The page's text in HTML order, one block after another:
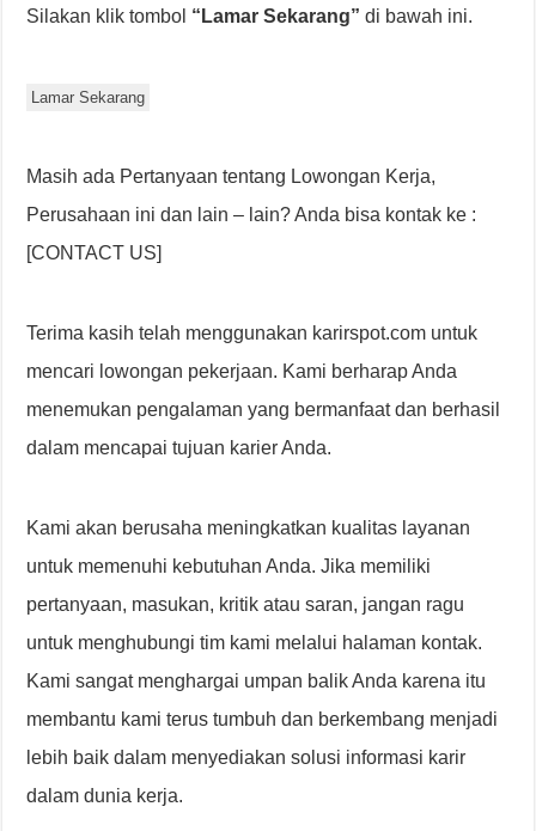
Silakan klik tombol “Lamar Sekarang” di bawah ini.
Lamar Sekarang
Masih ada Pertanyaan tentang Lowongan Kerja,
Perusahaan ini dan lain – lain? Anda bisa kontak ke :
[CONTACT US]
Terima kasih telah menggunakan karirspot.com untuk
mencari lowongan pekerjaan. Kami berharap Anda
menemukan pengalaman yang bermanfaat dan berhasil
dalam mencapai tujuan karier Anda.
Kami akan berusaha meningkatkan kualitas layanan
untuk memenuhi kebutuhan Anda. Jika memiliki
pertanyaan, masukan, kritik atau saran, jangan ragu
untuk menghubungi tim kami melalui halaman kontak.
Kami sangat menghargai umpan balik Anda karena itu
membantu kami terus tumbuh dan berkembang menjadi
lebih baik dalam menyediakan solusi informasi karir
dalam dunia kerja.